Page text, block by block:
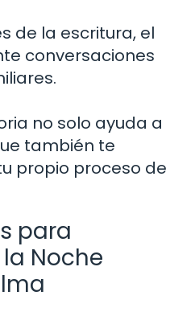
de la escritura, el
conversaciones
no solo ayuda a
también te
propio proceso de
para
Noche